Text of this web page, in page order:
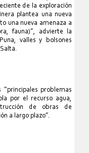
de la exploración
plantea una nueva
una nueva amenaza a
fauna)”, advierte la
valles y bolsones
problemas
por el recurso agua,
de obras de
a largo plazo”.